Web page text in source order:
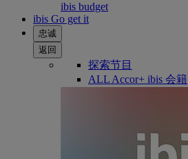
ibis budget
ibis Go get it
忠诚
返回
探索节目
ALL Accor+ ibis 会籍